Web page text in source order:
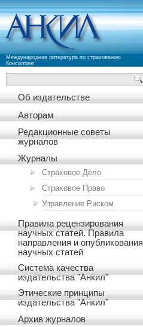
Международная литература по страхованию
Консалтинг
Об издательстве
Авторам
Редакционные советы
журналов
Журналы
Страховое Дело
Страховое Право
Управление Риском
Правила рецензирования
научных статей. Правила
направления и опубликования
научных статей
Система качества
издательства "Анкил"
Этические принципы
издательства "Анкил"
Архив журналов